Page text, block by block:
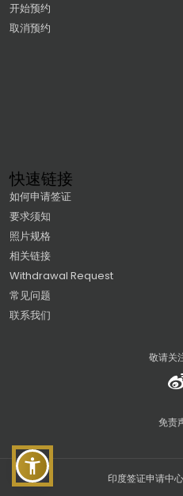
开始预约
取消预约
快速链接
如何申请签证
要求须知
照片规格
相关链接
Withdrawal Request
常见问题
联系我们
敬请关
免责
印度签证申请中